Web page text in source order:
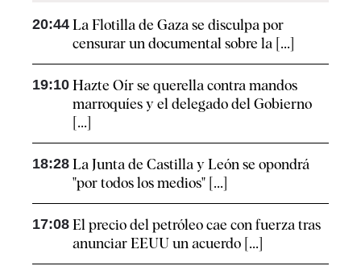
20:44 La Flotilla de Gaza se disculpa por
censurar un documental sobre la [...]
19:10 Hazte Oír se querella contra mandos
marroquíes y el delegado del Gobierno
[...]
18:28 La Junta de Castilla y León se opondrá
"por todos los medios" [...]
17:08 El precio del petróleo cae con fuerza tras
anunciar EEUU un acuerdo [...]